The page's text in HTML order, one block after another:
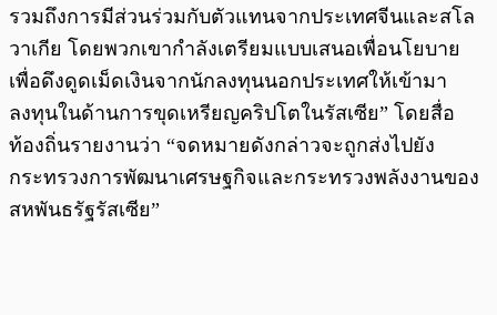
รวมถึงการมีส่วนร่วมกับตัวแทนจากประเทศจีนและสโล
วาเกีย โดยพวกเขากำลังเตรียมแบบเสนอเพื่อนโยบาย
เพื่อดึงดูดเม็ดเงินจากนักลงทุนนอกประเทศให้เข้ามา
ลงทุนในด้านการขุดเหรียญคริปโตในรัสเซีย” โดยสื่อ
ท้องถิ่นรายงานว่า “จดหมายดังกล่าวจะถูกส่งไปยัง
กระทรวงการพัฒนาเศรษฐกิจและกระทรวงพลังงานของ
สหพันธรัฐรัสเซีย”